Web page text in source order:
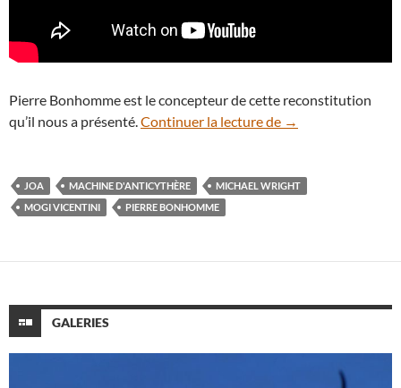
Pierre Bonhomme est le concepteur de cette reconstitution
qu’il nous a présenté.Continuer la lecture de Pierre Bonhomme
→
JOA MACHINE D'ANTICYTHÈRE
MICHAEL WRIGHT
MOGI VICENTINI
PIERRE BONHOMME
GALERIES